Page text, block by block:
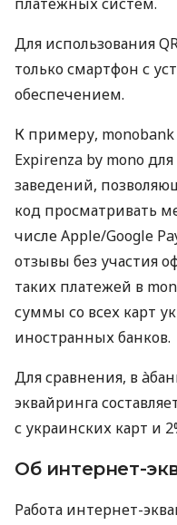
Для использования
только смартфон с
обеспечением.
К примеру, monobank
Expirenza by mono
заведений,
код просматривать
числе Apple/Google
отзывы без участия
таких платежей в
суммы со всех карт
иностранных банков.
Для сравнения, в
эквайринга
с украинских карт и
Об интернет-
Работа интернет-